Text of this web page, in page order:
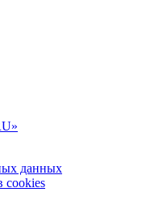
данных
cookies